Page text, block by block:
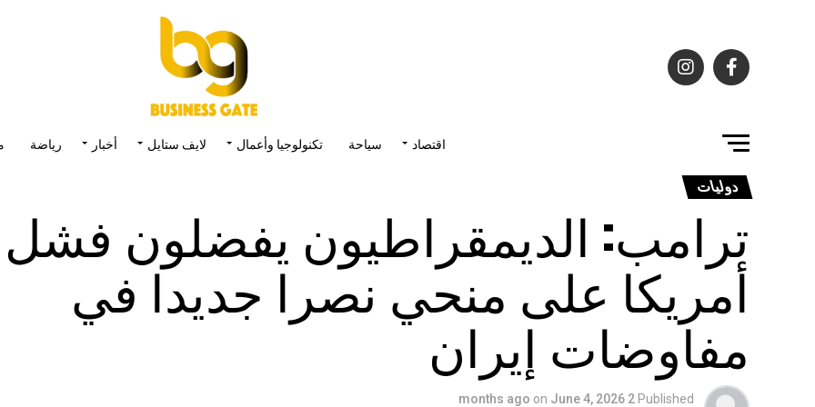
اقتصاد سياحة تكنولوجيا وأعمال لايف ستايل أخبار رياضة
دوليات
ترامب: الديمقراطيون يفضلون فشل
أمريكا على منحي نصرا جديدا في
مفاوضات إيران
Published
2 months ago
on June 4, 2026